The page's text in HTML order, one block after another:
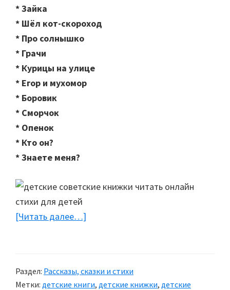
* Зайка
* Шёл кот-скороход
* Про солнышко
* Грачи
* Курицы на улице
* Егор и мухомор
* Боровик
* Сморчок
* Опенок
* Кто он?
* Знаете меня?
[Читать далее…]
прибаутки»
Раздел: Рассказы, сказки и стихи
Метки: детские книги, детские книжки, детские